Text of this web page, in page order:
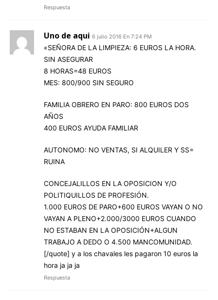
Respuesta
Uno de aqui 6 julio 2016 En 7:24 PM
«SEÑORA DE LA LIMPIEZA: 6 EUROS LA HORA.
SIN ASEGURAR
8 HORAS=48 EUROS
MES: 800/900 SIN SEGURO
FAMILIA OBRERO EN PARO: 800 EUROS DOS
AÑOS
400 EUROS AYUDA FAMILIAR
AUTONOMO: NO VENTAS, SI ALQUILER Y SS=
RUINA
CONCEJALILLOS EN LA OPOSICION Y/O
POLITIQUILLOS DE PROFESIÓN.
1.000 EUROS DE PARO+600 EUROS VAYAN O NO
VAYAN A PLENO+2.000/3000 EUROS CUANDO
NO ESTABAN EN LA OPOSICIÓN+ALGUN
TRABAJO A DEDO O 4.500 MANCOMUNIDAD.
[/quote] y a los chavales les pagaron 10 euros la
hora ja ja ja
Respuesta